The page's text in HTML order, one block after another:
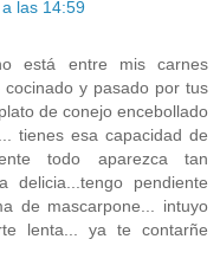
las 14:59
está entre mis carnes
y pasado por tus
de conejo encebollado
tienes esa capacidad de
todo aparezca tan
delicia...tengo pendiente
de mascarpone... intuyo
lenta... ya te contarñe